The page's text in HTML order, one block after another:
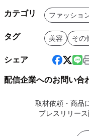
カテゴリ ファッショ
タグ 美容 その
シェア
配信企業へのお問い合
取材依頼・商品
プレスリリー